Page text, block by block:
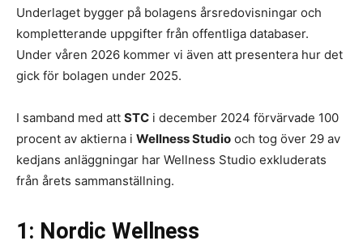
Underlaget bygger på bolagens årsredovisningar och
kompletterande uppgifter från offentliga databaser.
Under våren 2026 kommer vi även att presentera hur det
gick för bolagen under 2025.
I samband med att STC i december 2024 förvärvade 100
procent av aktierna i Wellness Studio och tog över 29 av
kedjans anläggningar har Wellness Studio exkluderats
från årets sammanställning.
1: Nordic Wellness